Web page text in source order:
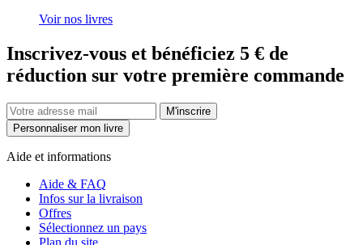
Voir nos livres
Inscrivez-vous et bénéficiez 5 € de
réduction sur votre première commande
M'inscrire
Personnaliser mon livre
Aide et informations
Aide & FAQ
Infos sur la livraison
Offres
Sélectionnez un pays